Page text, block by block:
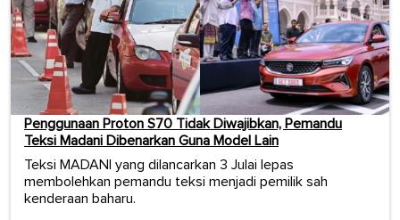
Penggunaan Proton S70 Tidak Diwajibkan, Pemandu
Teksi Madani Dibenarkan Guna Model Lain
Teksi MADANI yang dilancarkan 3 Julai lepas
membolehkan pemandu teksi menjadi pemilik sah
kenderaan baharu.